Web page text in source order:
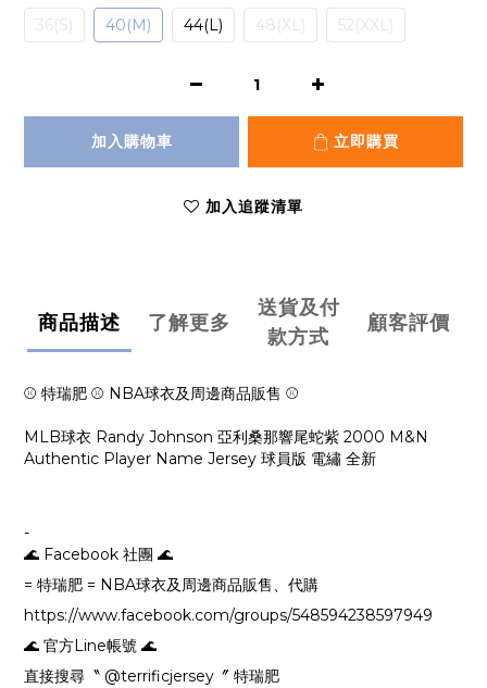
36(S) 40(M) 44(L) 48(XL) 52(XXL)
加入購物車 立即購買
加入追蹤清單
商品描述 了解更多
送貨及付
款方式
顧客評價
⚾ 特瑞肥 ⚾ NBA球衣及周邊商品販售 ⚾
MLB球衣 Randy Johnson 亞利桑那響尾蛇紫 2000 M&N
Authentic Player Name Jersey 球員版 電繡 全新
-
🌊 Facebook 社團 🌊
= 特瑞肥 = NBA球衣及周邊商品販售、代購
https://www.facebook.com/groups/548594238597949
🌊 官方Line帳號 🌊
直接搜尋〝 @terrificjersey〞 特瑞肥